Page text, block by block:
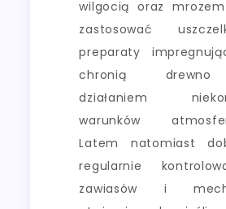
wilgocią oraz
zastosować
preparaty
chronią
działaniem
warunków
Latem natomiast
regularnie
zawiasów i